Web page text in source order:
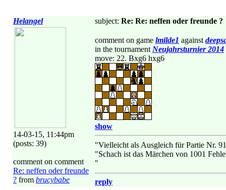
Helangel
14-03-15, 11:44pm
(posts: 39)
comment on comment
Re: neffen oder freunde
? from brucybabe
subject: Re: Re: neffen oder freunde ?
comment on game lmilde1 against
in the tournament Neujahrsturnier 2014
move: 22. Bxg6 hxg6
show
"Vielleicht als Ausgleich für Partie Nr.
"Schach ist das Märchen von 1001
"
reply